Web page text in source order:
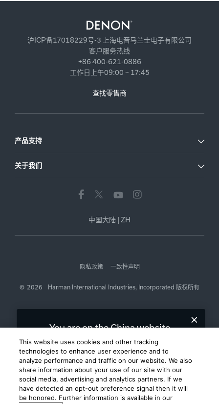
沪ICP备17018229号-3 上海电音马兰士电子有限公司
客户服务热线
+86 400-621-0886
工作日上午09:00 ~ 17:45
查找零售商
产品支持
关于我们
中国大陆 | ZH
隐私政策 一致性声明
© 2026 Harman International Industries, Incorporated 版权所有
You are on the China website.
We recommendUnited States
Choose a different website.
CHINA UNITED STATES
This website uses cookies and other tracking
technologies to enhance user experience and to
analyze performance and traffic on our website. We also
share information about your use of our site with our
social media, advertising and analytics partners. If we
have detected an opt-out preference signal then it will
be honored. Further information is available in our